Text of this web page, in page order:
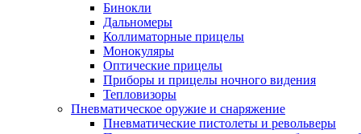
Бинокли
Дальномеры
Коллиматорные прицелы
Монокуляры
Оптические прицелы
Приборы и прицелы ночного видения
Тепловизоры
Пневматическое оружие и снаряжение
Пневматические пистолеты и револьверы